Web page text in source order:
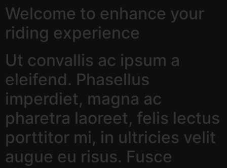
Welcome to enhance your
riding experience
Ut convallis ac ipsum a
eleifend. Phasellus
imperdiet, magna ac
pharetra laoreet, felis lectus
porttitor mi, in ultricies velit
augue eu risus. Fusce